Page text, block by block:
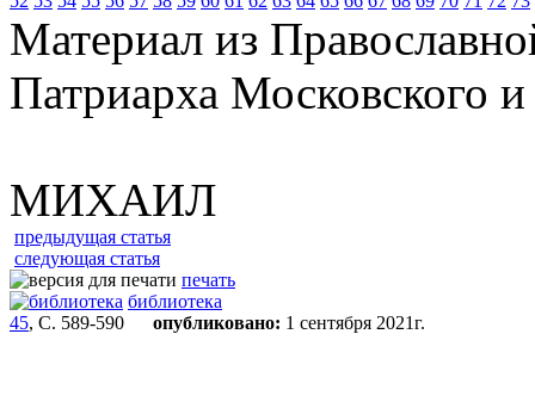
Материал из
Патриарха Московского
МИХАИЛ
предыдущая статья
следующая статья
печать
библиотека
45, С. 589-590 опубликовано: 1 сентября 2021г.